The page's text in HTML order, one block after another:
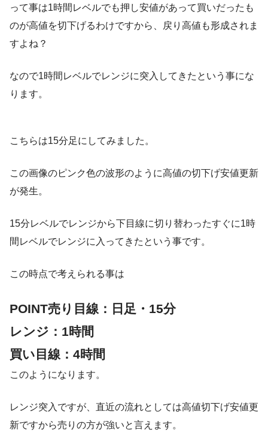
って事は1時間レベルでも押し安値があって買いだったも
のが高値を切下げるわけですから、戻り高値も形成されま
すよね？
なので1時間レベルでレンジに突入してきたという事にな
ります。
こちらは15分足にしてみました。
この画像のピンク色の波形のように高値の切下げ安値更新
が発生。
15分レベルでレンジから下目線に切り替わったすぐに1時
間レベルでレンジに入ってきたという事です。
この時点で考えられる事は
POINT売り目線：日足・15分
レンジ：1時間
買い目線：4時間
このようになります。
レンジ突入ですが、直近の流れとしては高値切下げ安値更
新ですから売りの方が強いと言えます。